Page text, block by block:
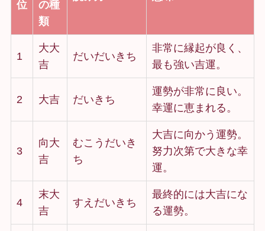
位
の種
類
1
大大
吉
だいだいきち
非常に縁起が良く、
最も強い吉運。
2 大吉 だいきち
運勢が非常に良い。
幸運に恵まれる。
3
向大
吉
むこうだいき
ち
大吉に向かう運勢。
努力次第で大きな幸
運。
4
末大
吉
すえだいきち
最終的には大吉にな
る運勢。